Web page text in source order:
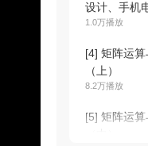
设计、手机
1.0万播放
[4] 矩阵运算
（上）
8.2万播放
[5] 矩阵运